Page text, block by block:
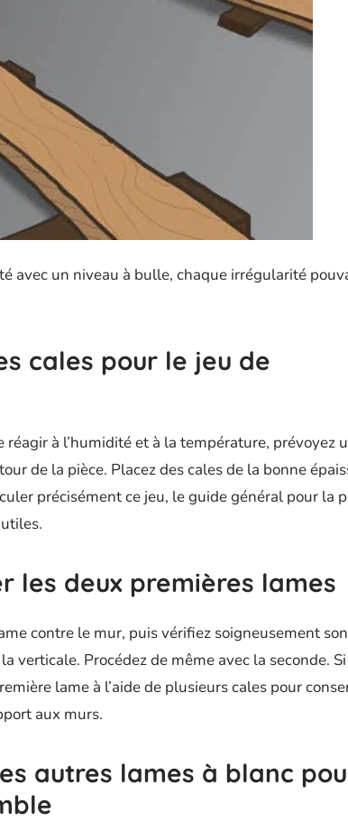
avec un niveau à bulle, chaque irrégularité
cales pour le jeu de
à l’humidité et à la température, prévoyez
de la pièce. Placez des cales de la bonne
précisément ce jeu, le guide général pour la
les deux premières lames
contre le mur, puis vérifiez soigneusement son
verticale. Procédez de même avec la seconde.
lame à l’aide de plusieurs cales pour
aux murs.
autres lames à blanc